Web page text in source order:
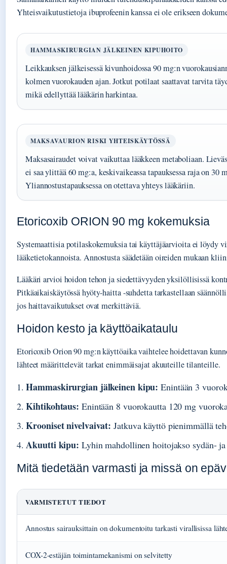
Yhteisvaikutustietoja ibuprofeenin kanssa ei ole erikseen
HAMMASKIRURGIAN JÄLKEINEN KIPUHOITO
Leikkauksen jälkeisessä kivunhoidossa 90 mg:n
kolmen vuorokauden ajan. Jotkut potilaat saattavat tarvita
mikä edellyttää lääkärin harkintaa.
MAKSAVAURION RISKI YHTEISKÄYTÖSSÄ
Maksasairaudet voivat vaikuttaa lääkkeen metaboliaan.
ei saa ylittää 60 mg:a, keskivaikeassa tapauksessa raja on 30
Yliannostustapauksessa on otettava yhteys lääkäriin.
Etoricoxib ORION 90 mg kokemuksia
Systemaattisia potilaskokemuksia tai käyttäjäarvioita ei löydy
lääketietokannoista. Annostusta säädetään oireiden mukaan
Lääkäri arvioi hoidon tehon ja siedettävyyden yksilöllisissä
Pitkäaikaiskäytössä hyöty-haitta -suhdetta tarkastellaan
jos haittavaikutukset ovat merkittäviä.
Hoidon kesto ja käyttöaikataulu
Etoricoxib Orion 90 mg:n käyttöaika vaihtelee hoidettavan
lähteet määrittelevät tarkat enimmäisajat akuuteille tilanteille.
Hammaskirurgian jälkeinen kipu: Enintään 3
Kihtikohtaus: Enintään 8 vuorokautta 120 mg
Krooniset nivelvaivat: Jatkuva käyttö pienimmällä
Akuutti kipu: Lyhin mahdollinen hoitojakso sydän-
Mitä tiedetään varmasti ja missä on
VARMISTETUT TIEDOT
Annostus sairauksittain on dokumentoitu tarkasti virallisissa
COX-2-estäjän toimintamekanismi on selvitetty